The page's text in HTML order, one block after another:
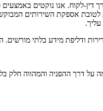
דין-לקוח. אנו נוקטים
אספקת השירותים
ודליפת מידע בלתי
על דרך ההפניה והמהווה חלק